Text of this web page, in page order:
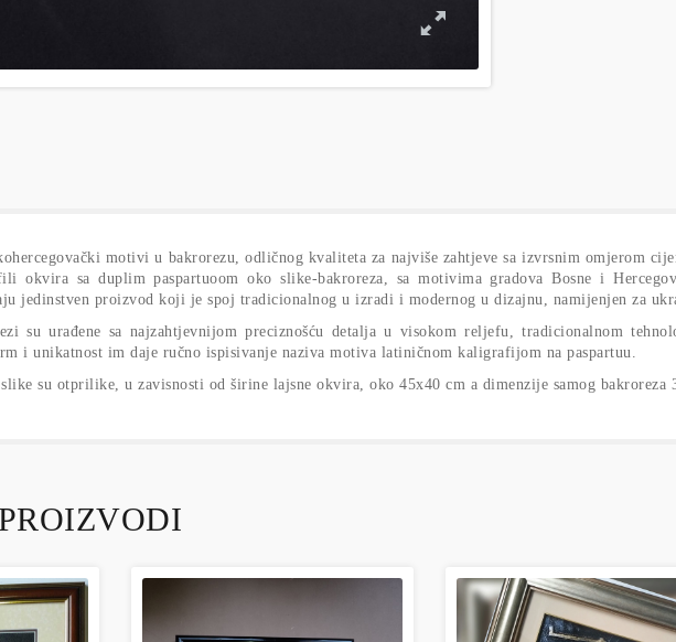
motivi u bakrorezu, odličnog kvaliteta za najviše zahtjeve sa izvrsnim omjerom
okvira sa duplim paspartuoom oko slike-bakroreza, sa motivima gradova Bosne i
jedinstven proizvod koji je spoj tradicionalnog u izradi i modernog u dizajnu, namijenjen za
su urađene sa najzahtjevnijom preciznošću detalja u visokom reljefu, tradicionalnom
i unikatnost im daje ručno ispisivanje naziva motiva latiničnom kaligrafijom na paspartuu.
su otprilike, u zavisnosti od širine lajsne okvira, oko 45x40 cm a dimenzije samog bakroreza